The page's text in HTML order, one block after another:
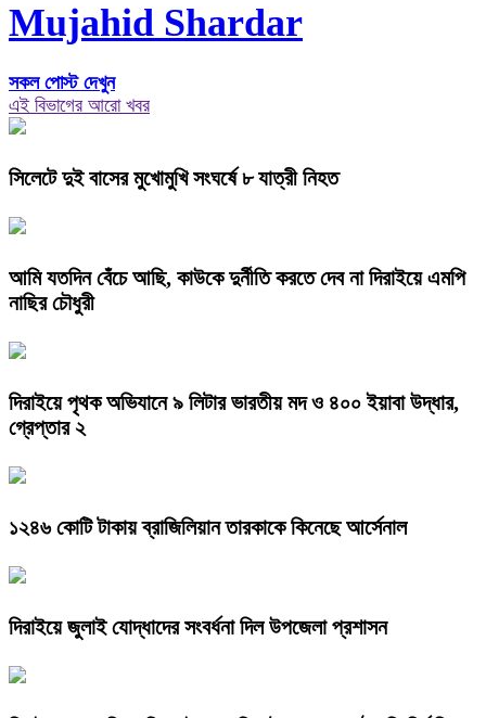
Mujahid Shardar
সকল পোস্ট দেখুন
এই বিভাগের আরো খবর
সিলেটে দুই বাসের মুখোমুখি সংঘর্ষে ৮ যাত্রী নিহত
আমি যতদিন বেঁচে আছি, কাউকে দুর্নীতি করতে দেব না দিরাইয়ে এমপি
নাছির চৌধুরী
দিরাইয়ে পৃথক অভিযানে ৯ লিটার ভারতীয় মদ ও ৪০০ ইয়াবা উদ্ধার,
গ্রেপ্তার ২
১২৪৬ কোটি টাকায় ব্রাজিলিয়ান তারকাকে কিনেছে আর্সেনাল
দিরাইয়ে জুলাই যোদ্ধাদের সংবর্ধনা দিল উপজেলা প্রশাসন